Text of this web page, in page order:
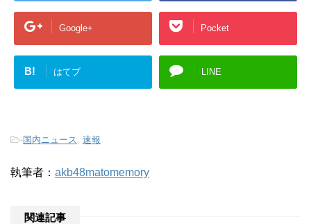
Google+ Pocket
B! はてブ LINE
-国内ニュース 速報
執筆者： akb48matomemory
関連記事